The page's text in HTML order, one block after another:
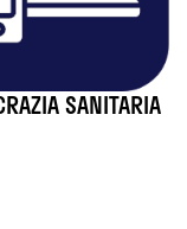
SANITARIA